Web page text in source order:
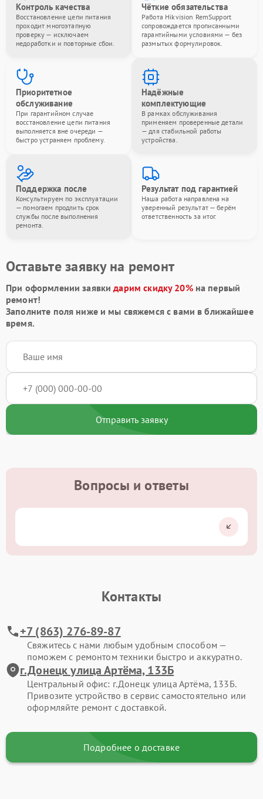
Контроль качества
Восстановление цепи питания
проходит многоэтапную
проверку — исключаем
недоработки и повторные сбои.
Чёткие обязательства
Работа Hikvision RemSupport
сопровождается прописанными
гарантийными условиями — без
размытых формулировок.
Приоритетное
обслуживание
При гарантийном случае
восстановление цепи питания
выполняется вне очереди —
быстро устраняем проблему.
Надёжные
комплектующие
В рамках обслуживания
применяем проверенные детали
— для стабильной работы
устройства.
Поддержка после
Консультируем по эксплуатации
— помогаем продлить срок
службы после выполнения
ремонта.
Результат под гарантией
Наша работа направлена на
уверенный результат — берём
ответственность за итог.
Оставьте заявку на ремонт
При оформлении заявкидарим скидку 20%на первый
ремонт!
Заполните поля ниже и мы свяжемся с вами в ближайшее
время.
Отправить заявку
Вопросы и ответы
Контакты
+7 (863) 276-89-87
Свяжитесь с нами любым удобным способом —
поможем с ремонтом техники быстро и аккуратно.
г.Донецк улица Артёма, 133Б
Центральный офис: г.Донецк улица Артёма, 133Б.
Привозите устройство в сервис самостоятельно или
оформляйте ремонт с доставкой.
Подробнее о доставке